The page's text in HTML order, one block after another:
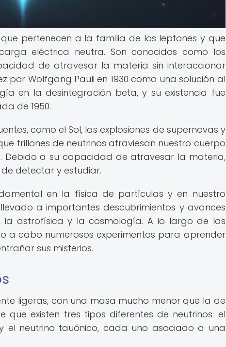
pertenecen a la familia de los leptones y que
eléctrica neutra. Son conocidos como los
de atravesar la materia sin interaccionar
por Wolfgang Pauli en 1930 como una solución al
en la desintegración beta, y su existencia fue
de 1950.
como el Sol, las explosiones de supernovas y
trillones de neutrinos atraviesan nuestro cuerpo
Debido a su capacidad de atravesar la materia,
detectar y estudiar.
en la física de partículas y en nuestro
a importantes descubrimientos y avances
astrofísica y la cosmología. A lo largo de las
a cabo numerosos experimentos para aprender
sus misterios.
ligeras, con una masa mucho menor que la de
existen tres tipos diferentes de neutrinos: el
el neutrino tauónico, cada uno asociado a una